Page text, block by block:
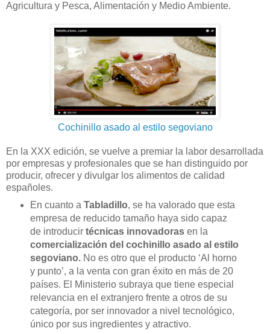
Agricultura y Pesca, Alimentación y Medio Ambiente.
Cochinillo asado al estilo segoviano
En la XXX edición, se vuelve a premiar la labor desarrollada
por empresas y profesionales que se han distinguido por
producir, ofrecer y divulgar los alimentos de calidad
españoles.
En cuanto a Tabladillo, se ha valorado que esta
empresa de reducido tamaño haya sido capaz
de introducir técnicas innovadoras en la
comercialización del cochinillo asado al estilo
segoviano.No es otro que el producto ‘Al horno
y punto’, a la venta con gran éxito en más de 20
países. El Ministerio subraya que tiene especial
relevancia en el extranjero frente a otros de su
categoría, por ser innovador a nivel tecnológico,
único por sus ingredientes y atractivo.